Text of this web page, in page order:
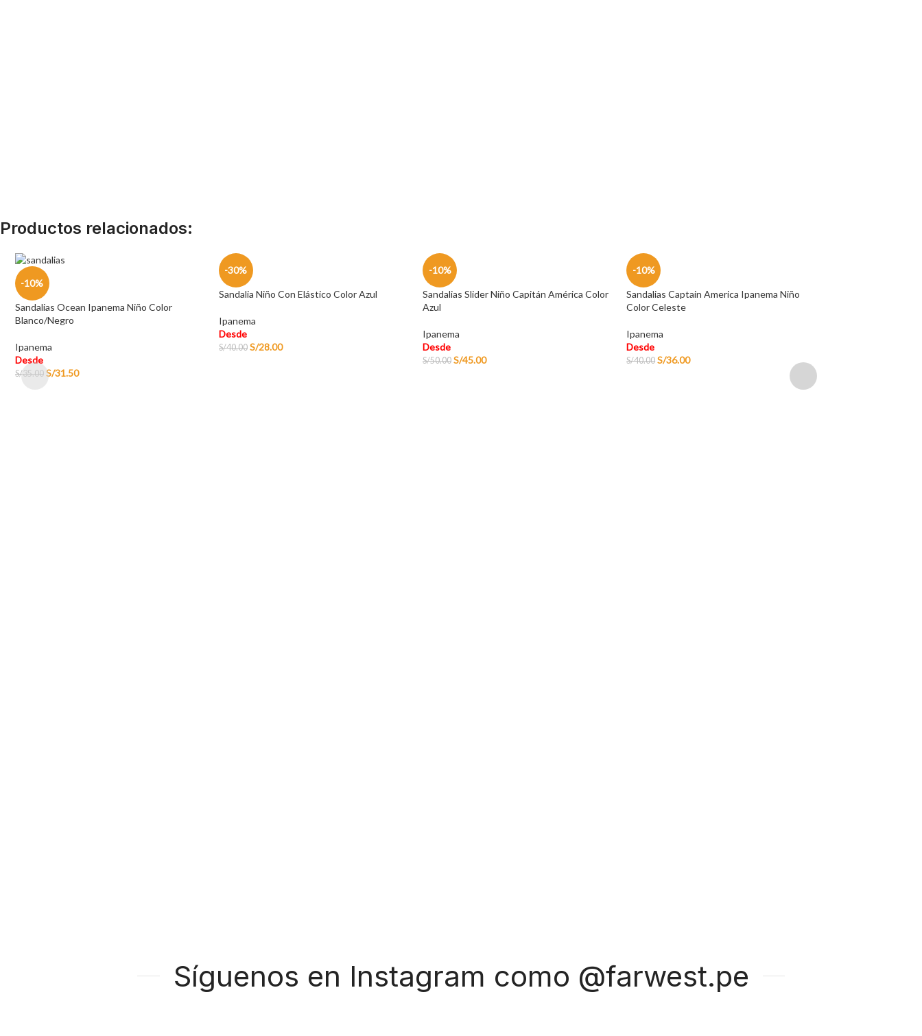
Productos relacionados:
-10%
Sandalias Ocean Ipanema Niño Color
Blanco/Negro
Ipanema
Desde
S/35.00 S/31.50
-30%
Sandalia Niño Con Elástico Color Azul
Ipanema
Desde
S/40.00 S/28.00
-10%
Sandalias Slider Niño Capitán América Color
Azul
Ipanema
Desde
S/50.00 S/45.00
-10%
Sandalias Captain America Ipanema Niño
Color Celeste
Ipanema
Desde
S/40.00 S/36.00
Síguenos en Instagram como @farwest.pe